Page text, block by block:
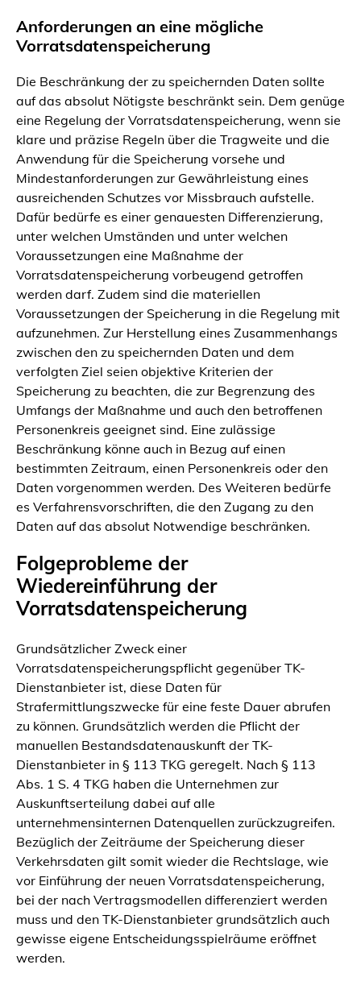
Anforderungen an eine mögliche
Vorratsdatenspeicherung
Die Beschränkung der zu speichernden Daten sollte
auf das absolut Nötigste beschränkt sein. Dem genüge
eine Regelung der Vorratsdatenspeicherung, wenn sie
klare und präzise Regeln über die Tragweite und die
Anwendung für die Speicherung vorsehe und
Mindestanforderungen zur Gewährleistung eines
ausreichenden Schutzes vor Missbrauch aufstelle.
Dafür bedürfe es einer genauesten Differenzierung,
unter welchen Umständen und unter welchen
Voraussetzungen eine Maßnahme der
Vorratsdatenspeicherung vorbeugend getroffen
werden darf. Zudem sind die materiellen
Voraussetzungen der Speicherung in die Regelung mit
aufzunehmen. Zur Herstellung eines Zusammenhangs
zwischen den zu speichernden Daten und dem
verfolgten Ziel seien objektive Kriterien der
Speicherung zu beachten, die zur Begrenzung des
Umfangs der Maßnahme und auch den betroffenen
Personenkreis geeignet sind. Eine zulässige
Beschränkung könne auch in Bezug auf einen
bestimmten Zeitraum, einen Personenkreis oder den
Daten vorgenommen werden. Des Weiteren bedürfe
es Verfahrensvorschriften, die den Zugang zu den
Daten auf das absolut Notwendige beschränken.
Folgeprobleme der
Wiedereinführung der
Vorratsdatenspeicherung
Grundsätzlicher Zweck einer
Vorratsdatenspeicherungspflicht gegenüber TK-
Dienstanbieter ist, diese Daten für
Strafermittlungszwecke für eine feste Dauer abrufen
zu können. Grundsätzlich werden die Pflicht der
manuellen Bestandsdatenauskunft der TK-
Dienstanbieter in § 113 TKG geregelt. Nach § 113
Abs. 1 S. 4 TKG haben die Unternehmen zur
Auskunftserteilung dabei auf alle
unternehmensinternen Datenquellen zurückzugreifen.
Bezüglich der Zeiträume der Speicherung dieser
Verkehrsdaten gilt somit wieder die Rechtslage, wie
vor Einführung der neuen Vorratsdatenspeicherung,
bei der nach Vertragsmodellen differenziert werden
muss und den TK-Dienstanbieter grundsätzlich auch
gewisse eigene Entscheidungsspielräume eröffnet
werden.